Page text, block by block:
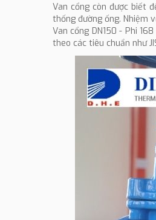
Van cổng còn được biết
thống đường ống. Nhiệm
Van cổng DN150 - Phi
theo các tiêu chuẩn như